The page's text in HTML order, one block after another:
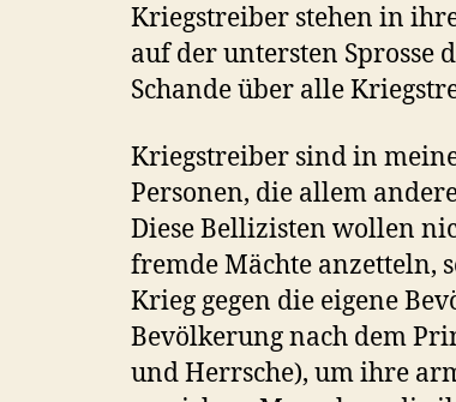
Kriegstreiber stehen in
auf der untersten Sprosse
Schande über alle
Kriegstreiber sind in
Personen, die allem
Diese Bellizisten wollen
fremde Mächte anzetteln,
Krieg gegen die eigene
Bevölkerung nach dem
und Herrsche), um ihre